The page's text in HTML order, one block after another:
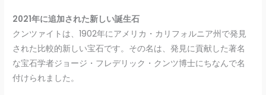
2021年に追加された新しい誕生石
クンツァイトは、1902年にアメリカ・カリフォルニア州で発見
された比較的新しい宝石です。その名は、発見に貢献した著名
な宝石学者ジョージ・フレデリック・クンツ博士にちなんで名
付けられました。